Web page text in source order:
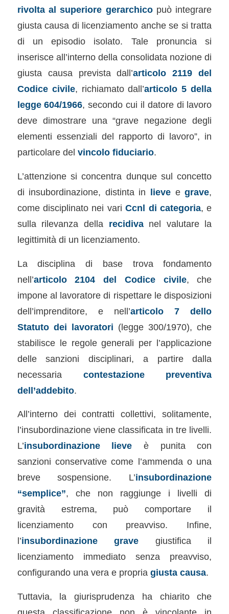
rivolta al superiore gerarchicopuò integrare
giusta causa di licenziamento anche se si tratta
di un episodio isolato. Tale pronuncia si
inserisce all’interno della consolidata nozione di
giusta causa prevista dall’articolo 2119 del
Codice civile, richiamato dall’articolo 5 della
legge 604/1966, secondo cui il datore di lavoro
deve dimostrare una “grave negazione degli
elementi essenziali del rapporto di lavoro”, in
particolare del vincolo fiduciario.
L’attenzione si concentra dunque sul concetto
di insubordinazione, distinta in lieve egrave,
come disciplinato nei variCcnl di categoria, e
sulla rilevanza della recidivanel valutare la
legittimità di un licenziamento.
La disciplina di base trova fondamento
nell’articolo 2104 del Codice civile, che
impone al lavoratore di rispettare le disposizioni
dell’imprenditore, e nell’articolo 7 dello
Statuto dei lavoratori (legge 300/1970), che
stabilisce le regole generali per l’applicazione
delle sanzioni disciplinari, a partire dalla
necessaria contestazione preventiva
dell’addebito.
All’interno dei contratti collettivi, solitamente,
l’insubordinazione viene classificata in tre livelli.
L’insubordinazione lieve è punita con
sanzioni conservative come l’ammenda o una
breve sospensione. L’insubordinazione
“semplice”, che non raggiunge i livelli di
gravità estrema, può comportare il
licenziamento con preavviso. Infine,
l’insubordinazione grave giustifica il
licenziamento immediato senza preavviso,
configurando una vera e propria giusta causa.
Tuttavia, la giurisprudenza ha chiarito che